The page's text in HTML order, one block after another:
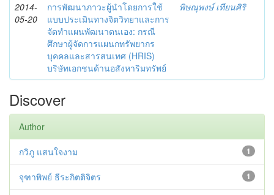
2014-
05-20
การพัฒนาภาวะผู้นำโดยการใช้
แบบประเมินทางจิตวิทยาและการ
จัดทำแผนพัฒนาตนเอง: กรณี
ศึกษาผู้จัดการแผนกทรัพยากร
บุคคลและสารสนเทศ (HRIS)
บริษัทเอกชนด้านอสังหาริมทรัพย์
พิษณุพงษ์ เทียนศิริ
Discover
Author
1
กวิภู แสนใจงาม
1
จุฑาพิพย์ ธีระกิตติจิตร